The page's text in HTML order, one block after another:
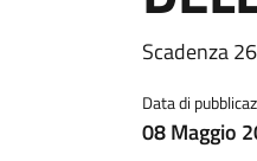
Scadenza
Data di
08 Maggio